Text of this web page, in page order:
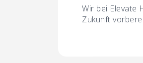
Wir bei Elevate
Zukunft